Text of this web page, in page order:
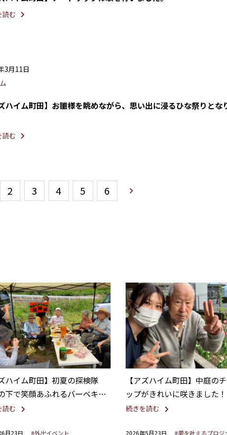
読む
3月11日
ハイム町田】お雛様を眺めながら、思い出に浸るひな祭りとな
読む
2 3 4 5 6
ハイム町田】初夏の探検隊
下で笑顔あふれるバーベキュ
読む
月23日 #外出イベント
【アズハイム町田】中庭の
ップがきれいに咲きました！
続きを読む
2026年5月23日 #夢を叶えるプロジ